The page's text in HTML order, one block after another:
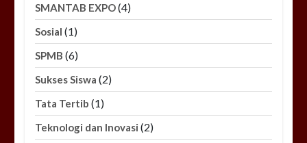
SMANTAB EXPO(4)
Sosial (1)
SPMB (6)
Sukses Siswa (2)
Tata Tertib (1)
Teknologi dan Inovasi (2)